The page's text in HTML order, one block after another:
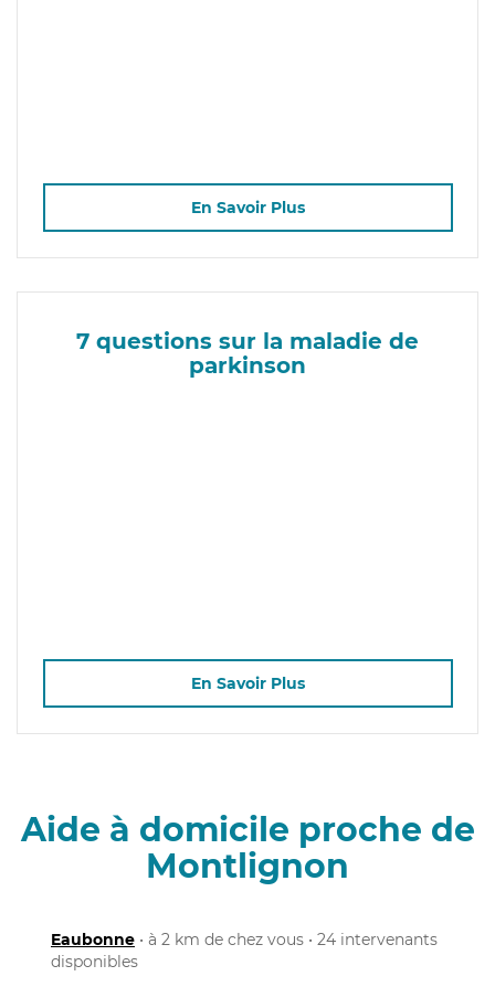
En Savoir Plus
7 questions sur la maladie de
parkinson
En Savoir Plus
Aide à domicile proche de
Montlignon
Eaubonne • à 2 km de chez vous • 24 intervenants
disponibles